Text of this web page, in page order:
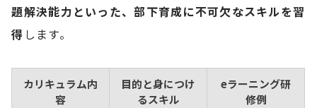
題解決能力といった、部下育成に不可欠なスキルを習
得 します。
カリキュラム内
容
目的と身につけ
るスキル
eラーニング研
修例